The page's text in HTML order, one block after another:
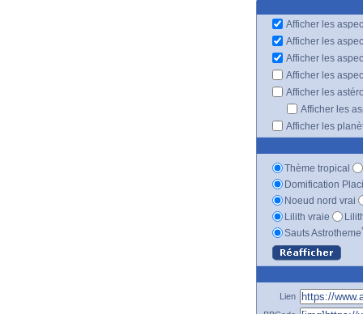
Afficher les
Afficher les
Afficher les
Afficher les
Afficher les
Afficher les
Afficher les
Thème tropical
Domification
Noeud nord vrai
Lilith vraie
Sauts Astrotheme
Lien